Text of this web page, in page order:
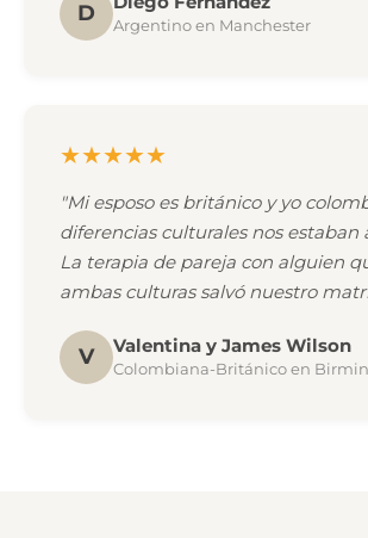
D Argentino en Manchester
★★★★★
"Mi esposo es británico y yo
diferencias culturales nos estaban
La terapia de pareja con alguien
ambas culturas salvó nuestro
V Valentina y James Wilson
Colombiana-Británico en